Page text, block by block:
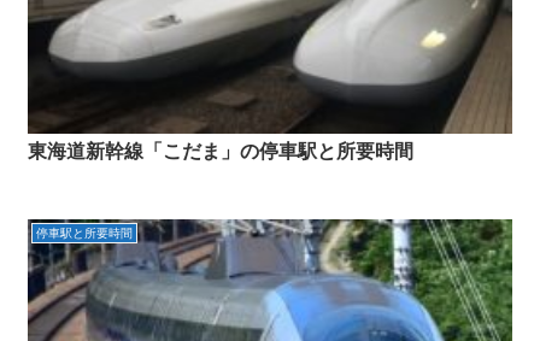
東海道新幹線「こだま」の停車駅と所要時間
停車駅と所要時間